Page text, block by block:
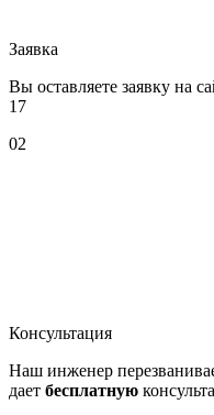
Заявка
Вы оставляете заявку на
17
02
Консультация
Наш инженер
дает бесплатную